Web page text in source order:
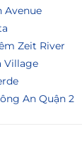
Avenue
Zeit River
Village
An Quận 2